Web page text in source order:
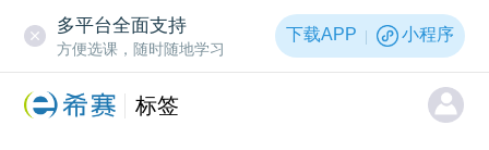
多平台全面支持
方便选课，随时随地学习
下载APP 小程序
标签